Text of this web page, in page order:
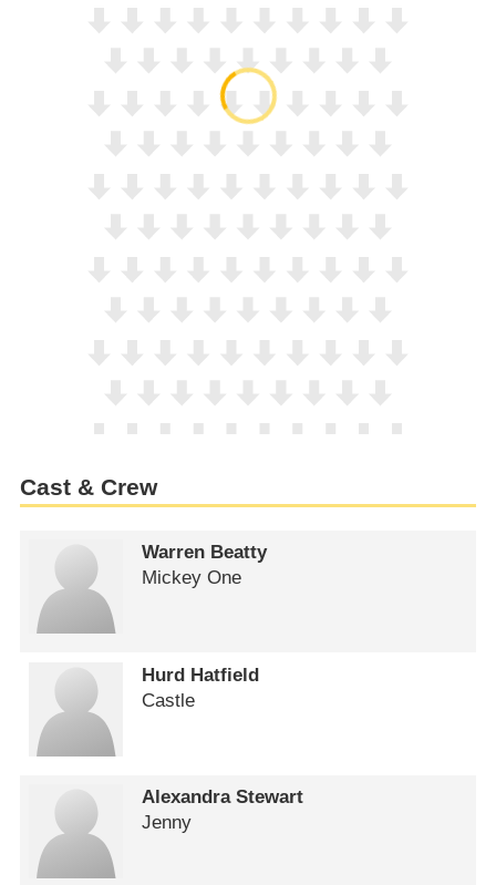
Cast & Crew
Warren Beatty
Mickey One
Hurd Hatfield
Castle
Alexandra Stewart
Jenny